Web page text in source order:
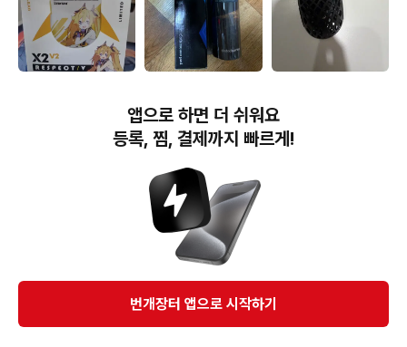
코어패드 C1 , 구형 퀵매스
서든에디션 일괄판매
ATK ghost 게이밍 마우
스 카본
번개장터(주) 사업자정보, 이용약관 및 기타 법적고지
번개장터㈜는 통신판매중개자이며, 통신판매의 당사자가 아닙니다. 전자상거래 등에서의
소비자보호에 관한 법률 등 관련 법령 및 번개장터㈜의 약관에 따라 상품, 상품정보, 거래에 관한 책임은
개별 판매자에게 귀속하고, 번개장터㈜는 원칙적으로 회원간 거래에 대하여 책임을 지지 않습니다.
다만, 번개장터㈜가 직접 판매하는 상품에 대한 책임은 번개장터㈜에게 귀속합니다.
앱으로 하면 더 쉬워요
등록, 찜, 결제까지 빠르게!
번개장터 앱으로 시작하기